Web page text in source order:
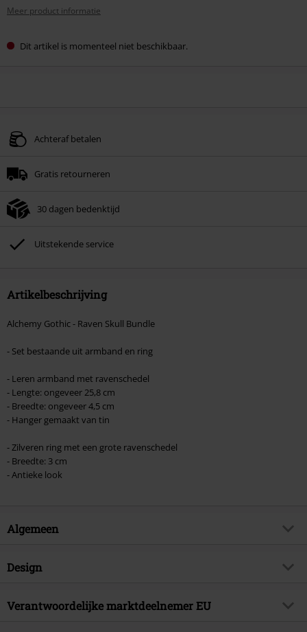
Meer product informatie
Dit artikel is momenteel niet beschikbaar.
Achteraf betalen
Gratis retourneren
30 dagen bedenktijd
Uitstekende service
Artikelbeschrijving
Alchemy Gothic - Raven Skull Bundle
- Set bestaande uit armband en ring
- Leren armband met ravenschedel
- Lengte: ongeveer 25,8 cm
- Breedte: ongeveer 4,5 cm
- Hanger gemaakt van tin
- Zilveren ring met een grote ravenschedel
- Breedte: 3 cm
- Antieke look
Algemeen
Artikelnr.
Brand
Alchemy Gothic
Design
Producttype
Armband
Verantwoordelijke marktdeelnemer EU